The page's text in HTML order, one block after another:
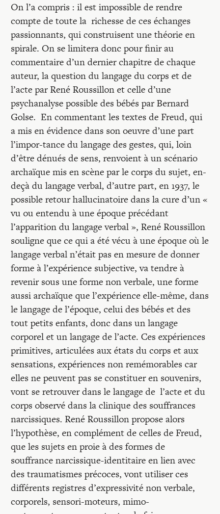
On l’a compris : il est impossible de rendre
compte de toute la richesse de ces échanges
passionnants, qui construisent une théorie en
spirale. On se limitera donc pour finir au
commentaire d’un dernier chapitre de chaque
auteur, la question du langage du corps et de
l’acte par René Roussillon et celle d’une
psychanalyse possible des bébés par Bernard
Golse. En commentant les textes de Freud, qui
a mis en évidence dans son oeuvre d’une part
l’impor-tance du langage des gestes, qui, loin
d’être dénués de sens, renvoient à un scénario
archaïque mis en scène par le corps du sujet, en-
deçà du langage verbal, d’autre part, en 1937, le
possible retour hallucinatoire dans la cure d’un «
vu ou entendu à une époque précédant
l’apparition du langage verbal », René Roussillon
souligne que ce qui a été vécu à une époque où le
langage verbal n’était pas en mesure de donner
forme à l’expérience subjective, va tendre à
revenir sous une forme non verbale, une forme
aussi archaïque que l’expérience elle-même, dans
le langage de l’époque, celui des bébés et des
tout petits enfants, donc dans un langage
corporel et un langage de l’acte. Ces expériences
primitives, articulées aux états du corps et aux
sensations, expériences non remémorables car
elles ne peuvent pas se constituer en souvenirs,
vont se retrouver dans le langage de l’acte et du
corps observé dans la clinique des souffrances
narcissiques. René Roussillon propose alors
l’hypothèse, en complément de celles de Freud,
que les sujets en proie à des formes de
souffrance narcissique-identitaire en lien avec
des traumatismes précoces, vont utiliser ces
différents registres d’expressivité non verbale,
corporels, sensori-moteurs, mimo-